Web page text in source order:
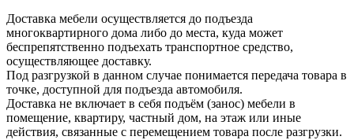
Доставка мебели осуществляется до подъезда
многоквартирного дома либо до места, куда может
беспрепятственно подъехать транспортное средство,
осуществляющее доставку.
Под разгрузкой в данном случае понимается передача товара в
точке, доступной для подъезда автомобиля.
Доставка не включает в себя подъём (занос) мебели в
помещение, квартиру, частный дом, на этаж или иные
действия, связанные с перемещением товара после разгрузки.